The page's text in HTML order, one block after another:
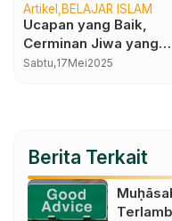
Artikel BELAJAR ISLAM
Ucapan yang Baik,
Cerminan Jiwa yang
Tenang
Sabtu,17Mei2025
Berita Terkait